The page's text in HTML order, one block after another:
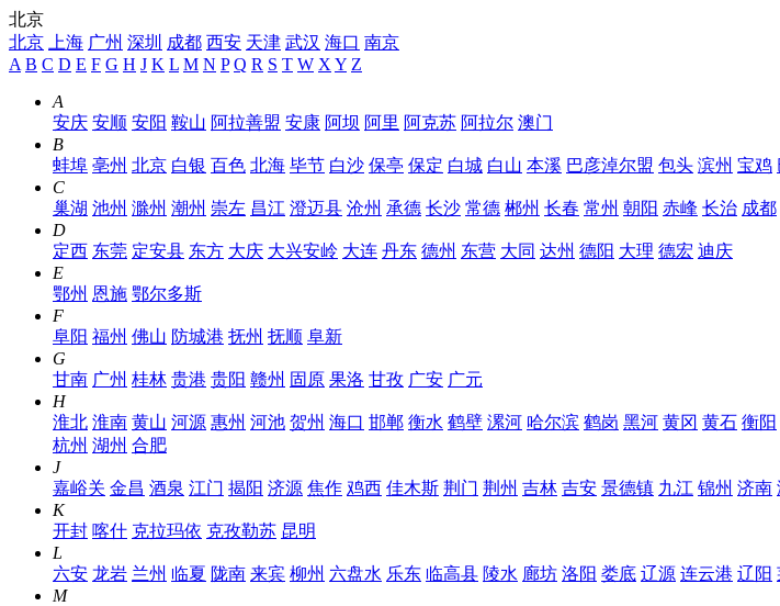
北京
北京
上海 广州 深圳 成都 西安 天津 武汉 海口 南京
A B C D E F G H J K L M N P Q R S T W X Y Z
A
安庆 安顺 安阳 鞍山 阿拉善盟 安康 阿坝 阿里 阿克苏 阿拉尔 澳门
B
蚌埠 亳州 北京 白银 百色 北海 毕节 白沙 保亭 保定 白城 白山 本溪 巴彦淖尔盟 包头 滨州 宝鸡
C
巢湖 池州 滁州 潮州 崇左 昌江 澄迈县 沧州 承德 长沙 常德 郴州 长春 常州 朝阳 赤峰 长治 成都
D
定西 东莞 定安县 东方 大庆 大兴安岭 大连 丹东 德州 东营 大同 达州 德阳 大理 德宏 迪庆
E
鄂州 恩施 鄂尔多斯
F
阜阳 福州 佛山 防城港 抚州 抚顺 阜新
G
甘南 广州 桂林 贵港 贵阳 赣州 固原 果洛 甘孜 广安 广元
H
淮北 淮南 黄山 河源 惠州 河池 贺州 海口 邯郸 衡水 鹤壁 漯河 哈尔滨 鹤岗 黑河 黄冈 黄石 衡阳
杭州 湖州 合肥
J
嘉峪关 金昌 酒泉 江门 揭阳 济源 焦作 鸡西 佳木斯 荆门 荆州 吉林 吉安 景德镇 九江 锦州 济南
K
开封 喀什 克拉玛依 克孜勒苏 昆明
L
六安 龙岩 兰州 临夏 陇南 来宾 柳州 六盘水 乐东 临高县 陵水 廊坊 洛阳 娄底 辽源 连云港 辽阳
M